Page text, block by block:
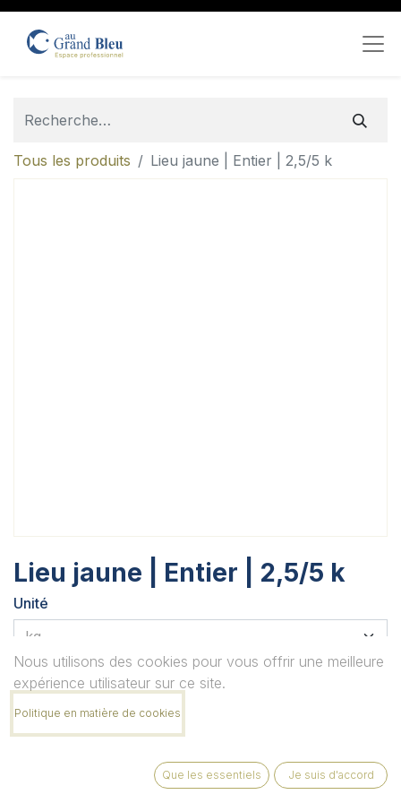
Tous les produits Lieu jaune | Entier | 2,5/5 k
Lieu jaune | Entier | 2,5/5 k
Unité
Quantité
Nous utilisons des cookies pour vous offrir une meilleure
expérience utilisateur sur ce site.
Politique en matière de cookies
Que les essentiels Je suis d'accord